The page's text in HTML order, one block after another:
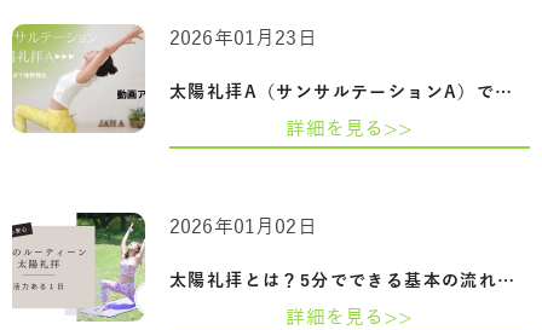
太陽礼拝A（サンサルテーションA）で肩こ…
2026年01月23日
詳細を見る>>
太陽礼拝とは？5分でできる基本の流れと姿…
2026年01月02日
詳細を見る>>